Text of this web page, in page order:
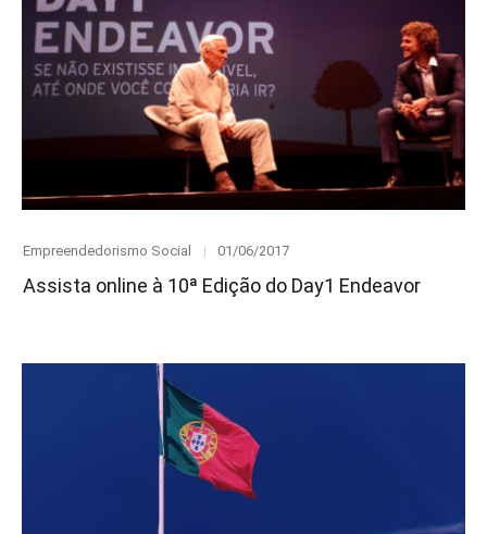
Category
Empreendedorismo Social
Posted
01/06/2017
Assista online à 10ª Edição do Day1 Endeavor